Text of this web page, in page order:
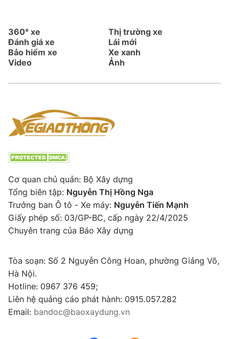
360° xe
Thị trường xe
Đánh giá xe
Lái mới
Bảo hiểm xe
Xe xanh
Video
Ảnh
Cơ quan chủ quản: Bộ Xây dựng
Tổng biên tập: Nguyễn Thị Hồng Nga
Trưởng ban Ô tô - Xe máy: Nguyễn Tiến Mạnh
Giấy phép số: 03/GP-BC, cấp ngày 22/4/2025
Chuyên trang của Báo Xây dựng
Tòa soạn: Số 2 Nguyễn Công Hoan, phường Giảng Võ,
Hà Nội.
Hotline: 0967 376 459;
Liên hệ quảng cáo phát hành: 0915.057.282
Email: bandoc@baoxaydung.vn